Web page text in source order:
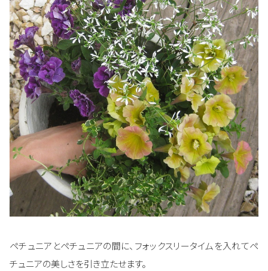
ペチュニアとペチュニアの間に、フォックスリータイムを入れてペ
チュニアの美しさを引き立たせます。